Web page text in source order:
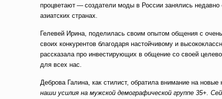
процветают — создатели моды в России занялись
азиатских странах.
Гелевей Ирина, поделилась своим опытом общения с
своих конкурентов благодаря настойчивому и
рассказала про инвестирующих в общение со своей
для всех нас.
Деброва Галина, как стилист, обратила внимание на
наши усилия на мужской демографической группе 35+.